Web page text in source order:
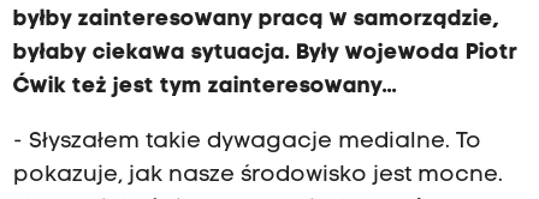
byłby zainteresowany pracą w samorządzie,
byłaby ciekawa sytuacja. Były wojewoda Piotr
Ćwik też jest tym zainteresowany...
- Słyszałem takie dywagacje medialne. To
pokazuje, jak nasze środowisko jest mocne.